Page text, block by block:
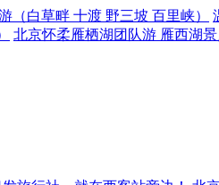
（白草畔 十渡 野三坡 百里峡）
北京怀柔雁栖湖团队游 雁西湖